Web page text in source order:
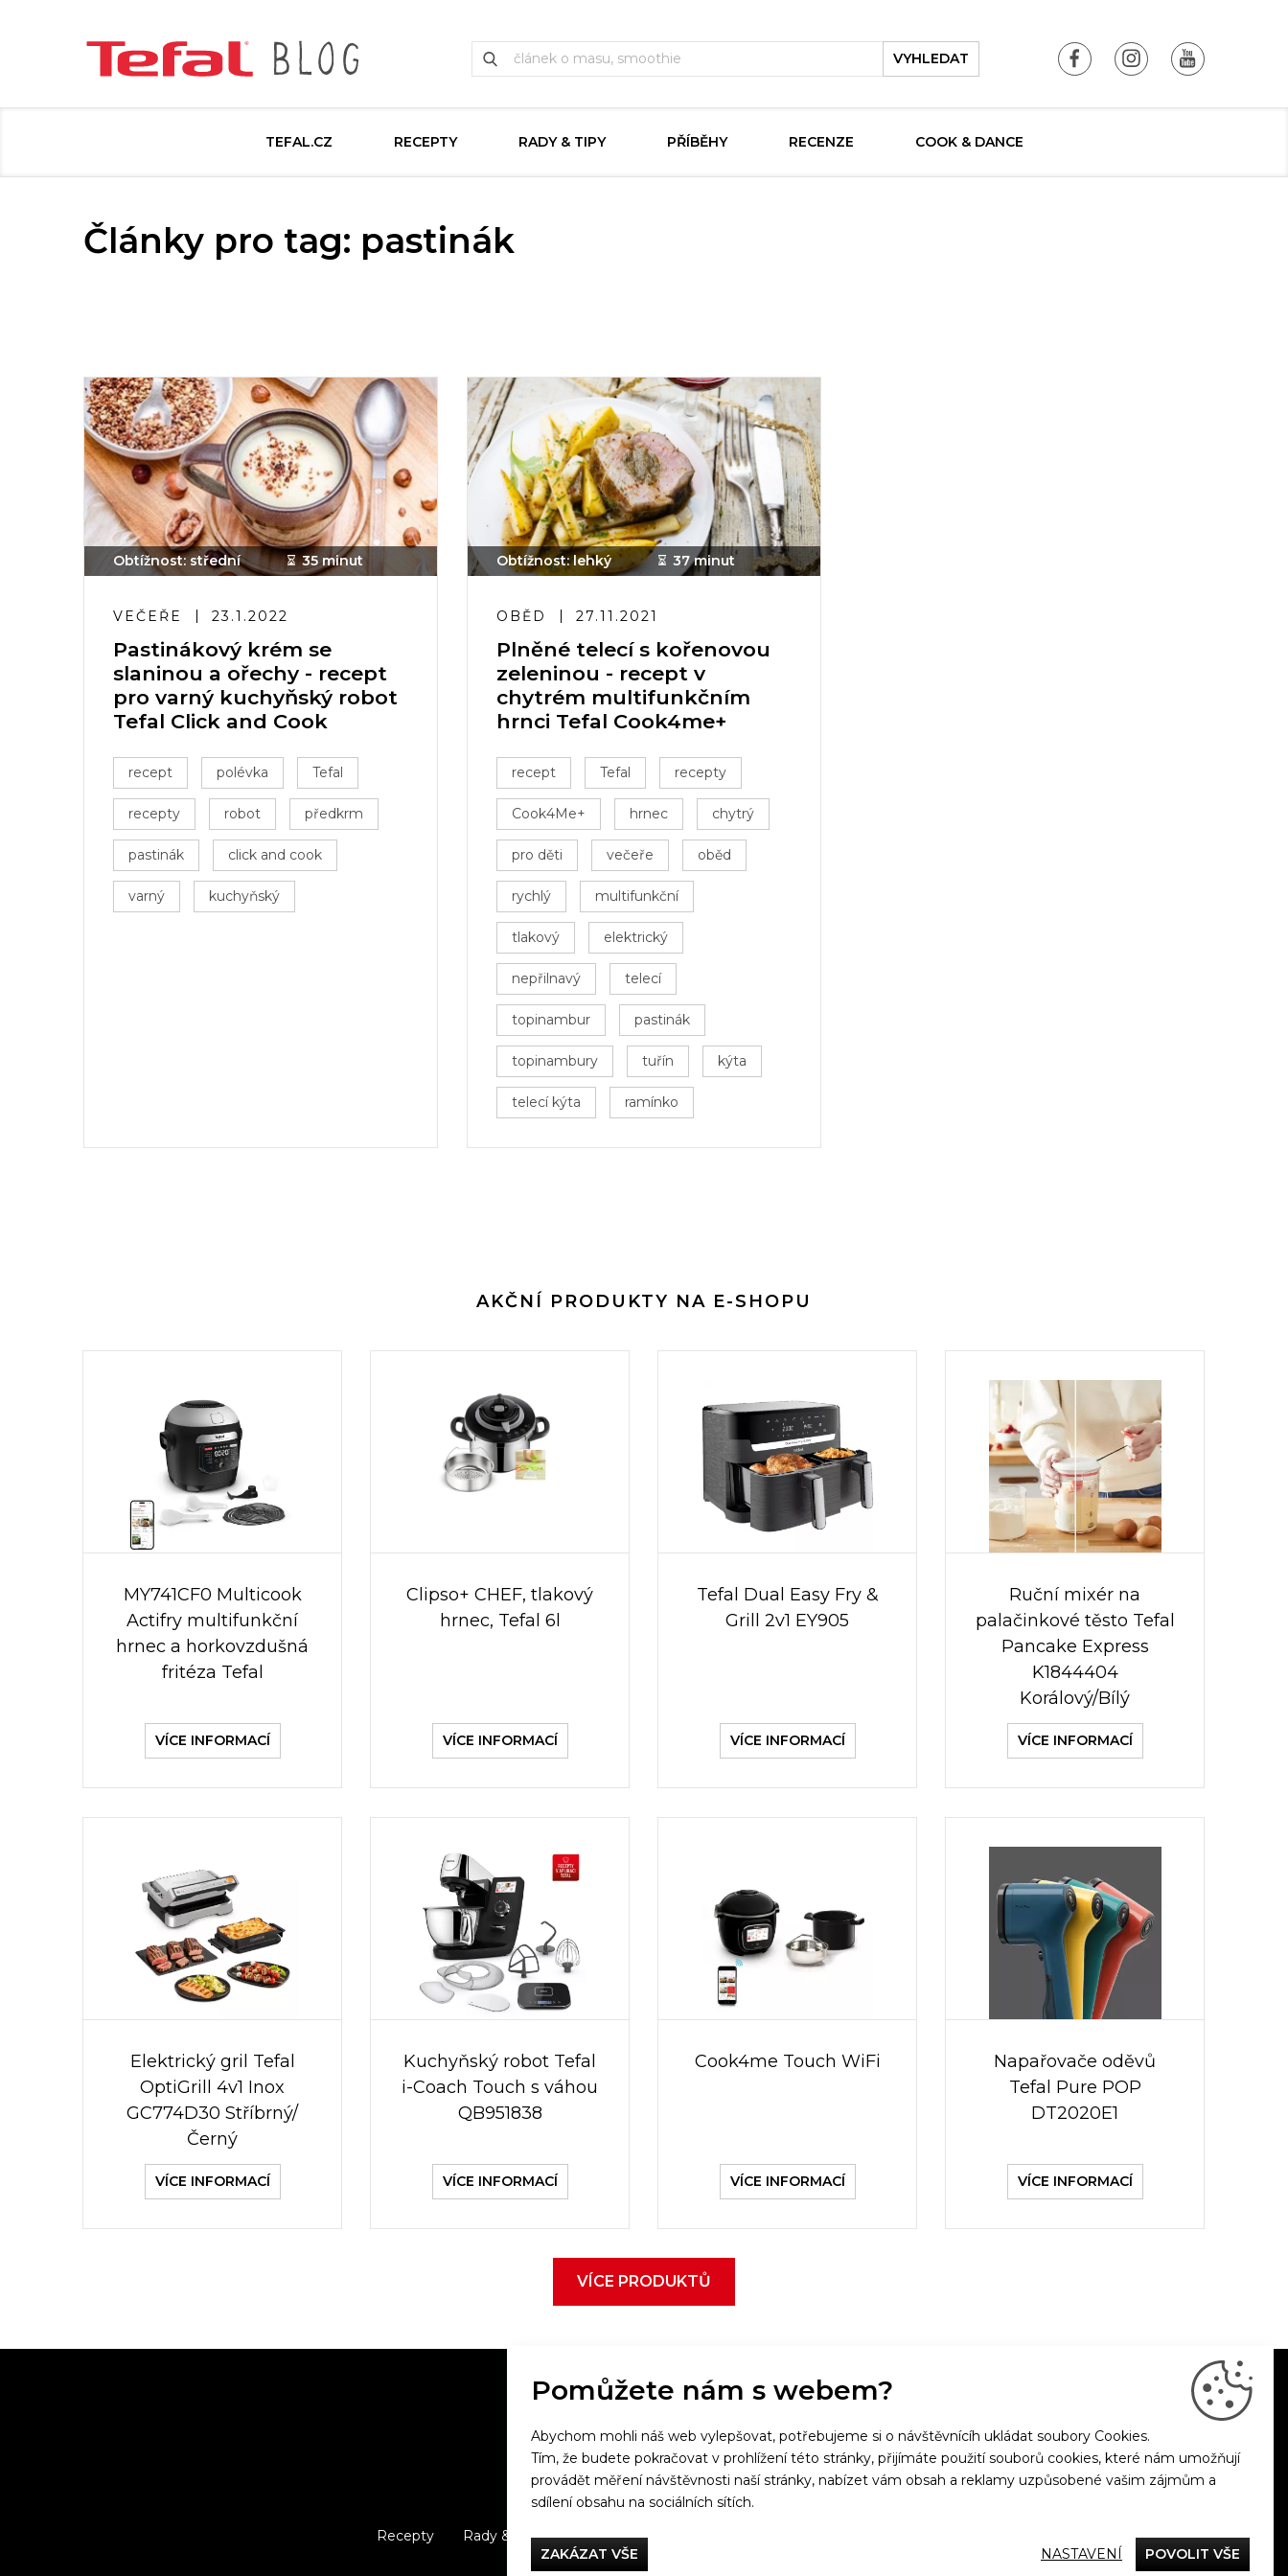
VYHLEDAT
TEFAL.CZ RECEPTY RADY & TIPY PŘÍBĚHY RECENZE COOK & DANCE
Články pro tag: pastinák
Obtížnost: střední 35 minut
VEČEŘE 23.1.2022
Pastinákový krém se
slaninou a ořechy - recept
pro varný kuchyňský robot
Tefal Click and Cook
recept polévka Tefal
recepty robot předkrm
pastinák click and cook
varný kuchyňský
Obtížnost: lehký 37 minut
OBĚD 27.11.2021
Plněné telecí s kořenovou
zeleninou - recept v
chytrém multifunkčním
hrnci Tefal Cook4me+
recept Tefal recepty
Cook4Me+ hrnec chytrý
pro děti večeře oběd
rychlý multifunkční
tlakový elektrický
nepřilnavý telecí
topinambur pastinák
topinambury tuřín kýta
telecí kýta ramínko
AKČNÍ PRODUKTY NA E-SHOPU
MY741CF0 Multicook
Actifry multifunkční
hrnec a horkovzdušná
fritéza Tefal
VÍCE INFORMACÍ
Clipso+ CHEF, tlakový
hrnec, Tefal 6l
VÍCE INFORMACÍ
Tefal Dual Easy Fry &
Grill 2v1 EY905
VÍCE INFORMACÍ
Ruční mixér na
palačinkové těsto Tefal
Pancake Express
K1844404
Korálový/Bílý
VÍCE INFORMACÍ
Elektrický gril Tefal
OptiGrill 4v1 Inox
GC774D30 Stříbrný/
Černý
VÍCE INFORMACÍ
Kuchyňský robot Tefal
i-Coach Touch s váhou
QB951838
VÍCE INFORMACÍ
Cook4me Touch WiFi
VÍCE INFORMACÍ
Napařovače oděvů
Tefal Pure POP
DT2020E1
VÍCE INFORMACÍ
VÍCE PRODUKTŮ
Večeříme společně
Tefal
Recepty Rady & Tipy Příběhy
Pomůžete nám s webem?
Abychom mohli náš web vylepšovat, potřebujeme si o návštěvnícíh ukládat soubory Cookies.
Tím, že budete pokračovat v prohlížení této stránky, přijímáte použití souborů cookies, které nám umožňují
provádět měření návštěvnosti naší stránky, nabízet vám obsah a reklamy uzpůsobené vašim zájmům a
sdílení obsahu na sociálních sítích.
ZAKÁZAT VŠE NASTAVENÍ POVOLIT VŠE